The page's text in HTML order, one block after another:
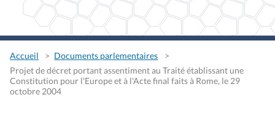
Accueil
Documents parlementaires
Projet de décret portant assentiment au Traité établissant une
Constitution pour l'Europe et à l'Acte final faits à Rome, le 29
octobre 2004